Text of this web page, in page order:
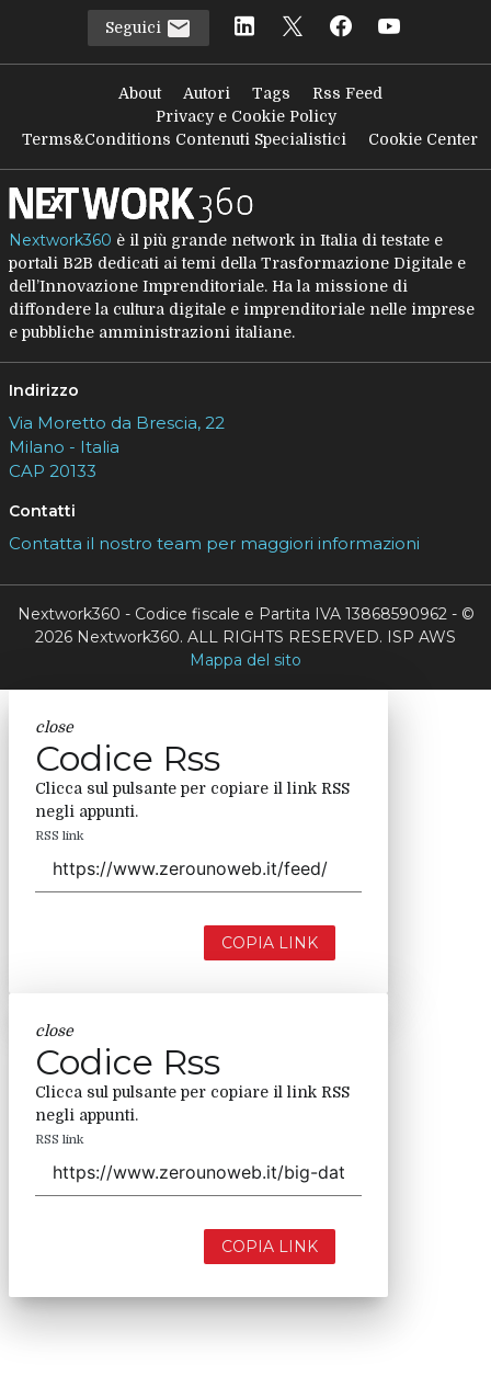
Seguici
About Autori Tags
Rss Feed
Privacy e Cookie Policy
Terms&Conditions Contenuti Specialistici
Cookie Center
Nextwork360 è il più grande network in Italia di testate e
portali B2B dedicati ai temi della Trasformazione Digitale e
dell’Innovazione Imprenditoriale. Ha la missione di
diffondere la cultura digitale e imprenditoriale nelle imprese
e pubbliche amministrazioni italiane.
Indirizzo
Via Moretto da Brescia, 22
Milano - Italia
CAP 20133
Contatti
Contatta il nostro team per maggiori informazioni
Nextwork360 - Codice fiscale e Partita IVA 13868590962 - ©
2026 Nextwork360. ALL RIGHTS RESERVED. ISP AWS
Mappa del sito
close
Codice Rss
Clicca sul pulsante per copiare il link RSS
negli appunti.
RSS link
COPIA LINK
close
Codice Rss
Clicca sul pulsante per copiare il link RSS
negli appunti.
RSS link
COPIA LINK